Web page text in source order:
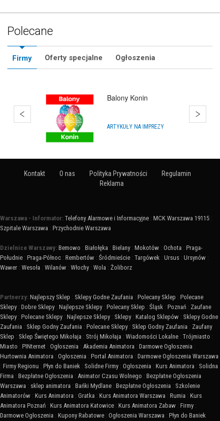
Polecane
Firmy Oferty specjalne Ogłoszenia
Balony Konin
ARTYKUŁY NA IMPREZY
Kontakt O nas Polityka Prywatności
Regulamin
Reklama
Warszawa - Informator: Telefony Alarmowe i Informacyjne : MCK Warszawa 19115 :
Szpitale Warszawa : Przychodnie Warszawa
Dzielnice Warszawy: Bemowo : Białołęka : Bielany : Mokotów : Ochota : Praga-
Południe : Praga-Północ : Rembertów : Śródmieście : Targówek : Ursus : Ursynów :
Wawer : Wesoła : Wilanów : Włochy : Wola : Żoliborz
Partnerzy: Najlepszy Sklep : Sklepy Godne Zaufania : Polecany Sklep : Polecane
Sklepy : Dobre Sklepy : Najlepsze Sklepy : Polecany Sklep : Śląsk : Poznań : Zaufane
Sklepy : Polecane Sklepy : Najlepsze Sklepy : Sklepy : Katalog Sklepów : Sklepy Godne
Zaufania : Sklep Godny Zaufania : Polecane Sklepy : Sklep Godny Zaufania : Zaufany
Sklep : Sklep Świętego Mikołaja : Strój Mikołaja : Wiadomości Lokalne : Trójmiasto :
Miasto : PINternet : Ogłoszenia : Akademia Animatora : Darmowe Ogłoszenia :
Hurtownia Animatora : Ogłoszenia : Portal Animatora : Darmowe Ogłoszenia Warszawa
: Firmy Regionu : Płyn do Baniek : Solidne Firmy : Ogłoszenia : Kurs Animatora : Solidna
Firma : Bezpłatne Ogłoszenia : Animator Czasu Wolnego : Bezpłatne Ogłoszenia
Warszawa : sklep animatora : Bańki Mydlane : Bezpłatne Ogłoszenia : Szkolenie
Animatorów : Kurs Animatora : Gratka : Kurs Animatora Warszawa : Rumia : Kurs
Animatora Poznań : Kurs Animatora Katowice : Kurs Animatora Zabaw : Firmy :
Darmowe Ogłoszenia : Kupony Rabatowe : Ogłoszenia Warszawa : Płyn do Baniek